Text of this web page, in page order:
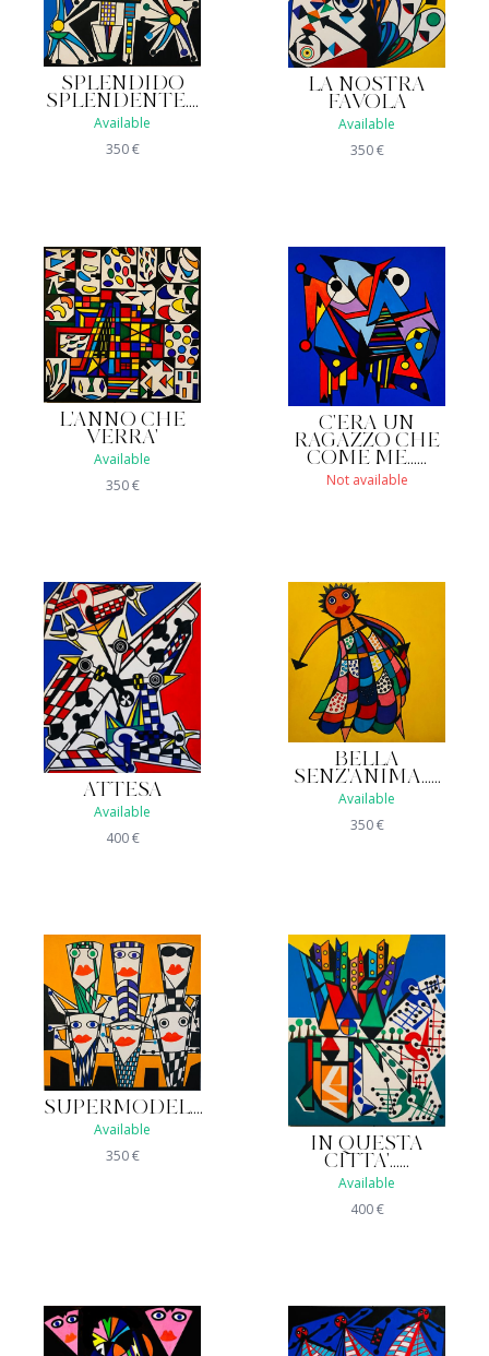
SPLENDIDO
SPLENDENTE....
Available
350€
LA NOSTRA
FAVOLA
Available
350€
L'ANNO CHE
VERRA'
Available
350€
C'ERA UN
RAGAZZO CHE
COME ME......
Not available
ATTESA
Available
400€
BELLA
SENZ'ANIMA......
Available
350€
SUPERMODEL....
Available
350€
IN QUESTA
CITTA'......
Available
400€